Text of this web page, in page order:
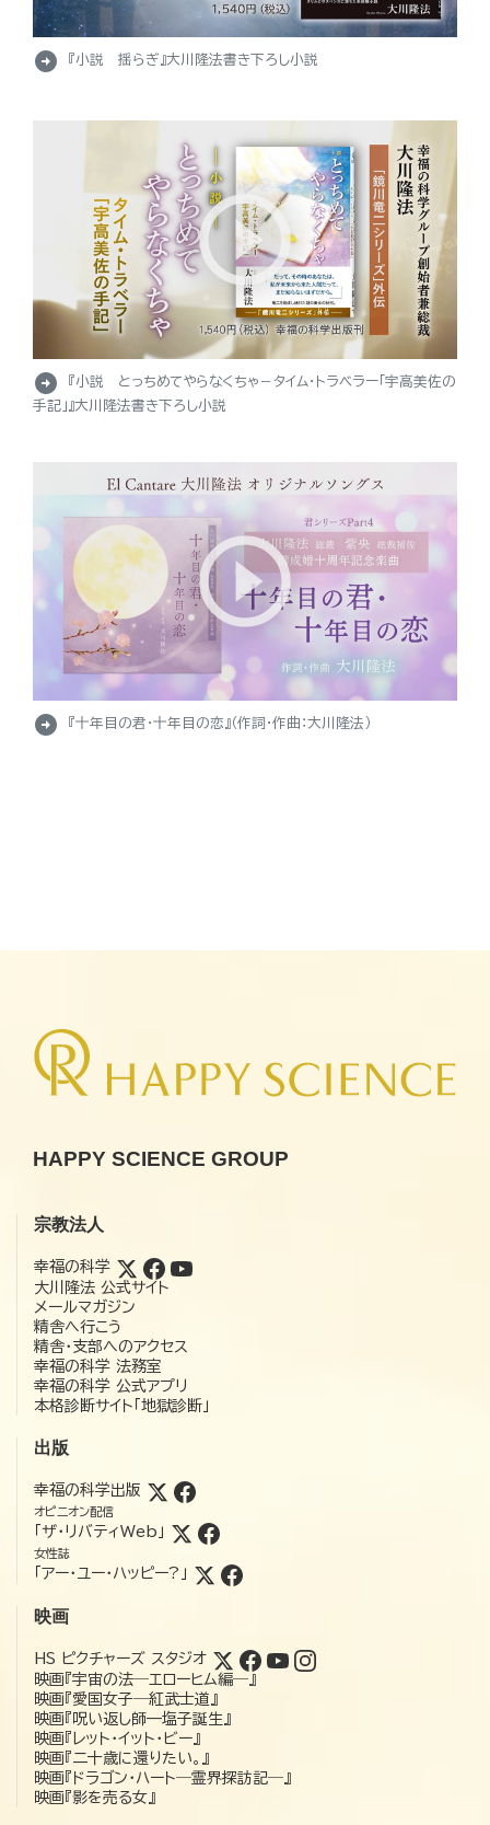
arrow_circle_right 『小説 揺らぎ』大川隆法書き下ろし小説
arrow_circle_right
『小説 とっちめてやらなくちゃ－タイム・トラベラー「宇高美佐の
手記」』大川隆法書き下ろし小説
arrow_circle_right 『十年目の君・十年目の恋』（作詞・作曲：大川隆法）
HAPPY SCIENCE GROUP
宗教法人
幸福の科学
大川隆法 公式サイト
メールマガジン
精舎へ行こう
精舎・支部へのアクセス
幸福の科学 法務室
幸福の科学 公式アプリ
本格診断サイト「地獄診断」
出版
幸福の科学出版
オピニオン配信
「ザ・リバティWeb」
女性誌
「アー・ユー・ハッピー?」
映画
HS ピクチャーズ スタジオ
映画『宇宙の法―エローヒム編―』
映画『愛国女子―紅武士道』
映画『呪い返し師—塩子誕生』
映画『レット・イット・ビー』
映画『二十歳に還りたい。』
映画『ドラゴン・ハート―霊界探訪記―』
映画『影を売る女』